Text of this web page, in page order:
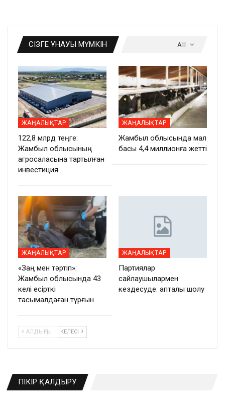
All
СІЗГЕ ҰНАУЫ МҮМКІН
ЖАҢАЛЫҚТАР
122,8 млрд теңге:
Жамбыл облысының
агросаласына тартылған
инвестиция…
ЖАҢАЛЫҚТАР
Жамбыл облысында мал
басы 4,4 миллионға жетті
ЖАҢАЛЫҚТАР
«Заң мен тәртіп»:
Жамбыл облысында 43
келі есірткі
тасымалдаған тұрғын…
ЖАҢАЛЫҚТАР
Партиялар
сайлаушылармен
кездесуде: апталық шолу
АЛДЫҢҒЫ КЕЛЕСІ
ПІКІР ҚАЛДЫРУ